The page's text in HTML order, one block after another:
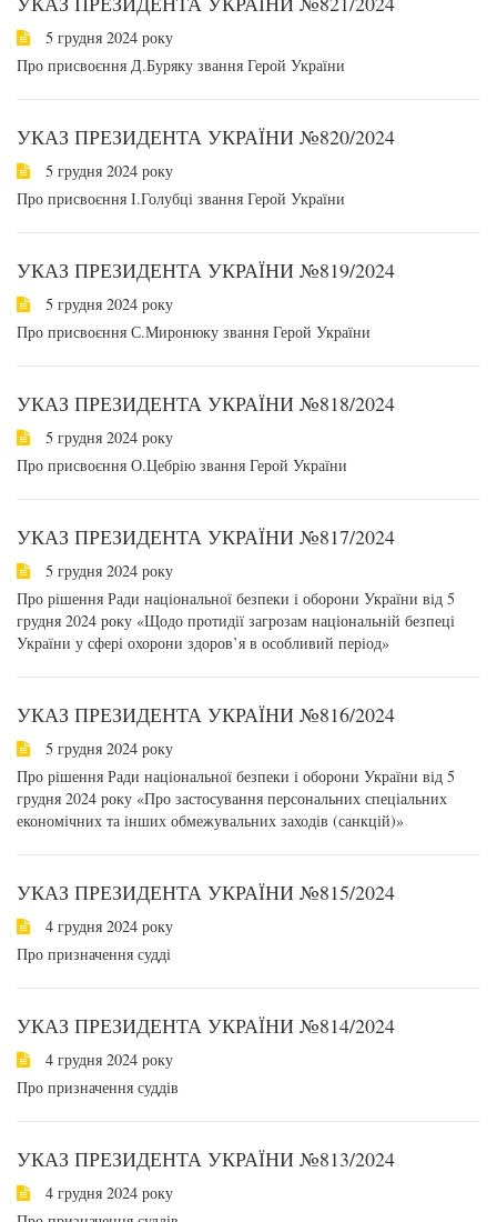
5 грудня 2024 року
Про присвоєння Д.Буряку звання Герой України
УКАЗ ПРЕЗИДЕНТА УКРАЇНИ №820/2024
5 грудня 2024 року
Про присвоєння І.Голубці звання Герой України
УКАЗ ПРЕЗИДЕНТА УКРАЇНИ №819/2024
5 грудня 2024 року
Про присвоєння С.Миронюку звання Герой України
УКАЗ ПРЕЗИДЕНТА УКРАЇНИ №818/2024
5 грудня 2024 року
Про присвоєння О.Цебрію звання Герой України
УКАЗ ПРЕЗИДЕНТА УКРАЇНИ №817/2024
5 грудня 2024 року
Про рішення Ради національної безпеки і оборони України від 5
грудня 2024 року «Щодо протидії загрозам національній безпеці
України у сфері охорони здоров’я в особливий період»
УКАЗ ПРЕЗИДЕНТА УКРАЇНИ №816/2024
5 грудня 2024 року
Про рішення Ради національної безпеки і оборони України від 5
грудня 2024 року «Про застосування персональних спеціальних
економічних та інших обмежувальних заходів (санкцій)»
УКАЗ ПРЕЗИДЕНТА УКРАЇНИ №815/2024
4 грудня 2024 року
Про призначення судді
УКАЗ ПРЕЗИДЕНТА УКРАЇНИ №814/2024
4 грудня 2024 року
Про призначення суддів
УКАЗ ПРЕЗИДЕНТА УКРАЇНИ №813/2024
4 грудня 2024 року